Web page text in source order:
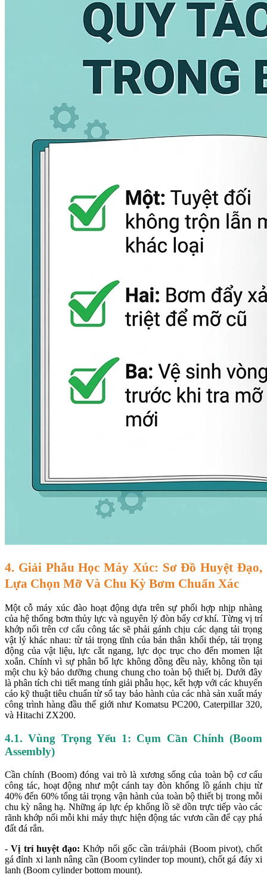
4. Giải Phẫu Học Máy Xúc: Sơ Đồ Huyệt Đạo,
Lựa Chọn Mỡ Và Chu Kỳ Bơm Chuẩn Xác
Một cỗ máy xúc đào hoạt động dựa trên sự phối hợp nhịp nhàng
của hệ thống bơm thủy lực và nguyên lý đòn bẩy cơ khí. Từng vị trí
khớp nối trên cơ cấu công tác sẽ phải gánh chịu các dạng tải trọng
vật lý khác nhau: từ tải trọng tĩnh của bản thân khối thép, tải trọng
động của vật liệu, lực cắt ngang, lực dọc trục cho đến momen lật
xoắn. Chính vì sự phân bổ lực không đồng đều này, không tồn tại
một chu kỳ bảo dưỡng chung chung cho toàn bộ thiết bị. Dưới đây
là phân tích chi tiết mang tính giải phẫu học, kết hợp với các khuyến
cáo kỹ thuật tiêu chuẩn từ sổ tay bảo hành của các nhà sản xuất máy
công trình hàng đầu thế giới như Komatsu PC200, Caterpillar 320,
và Hitachi ZX200.
4.1. Vùng Trọng Yếu 1: Cụm Cần Chính (Boom
Assembly)
Cần chính (Boom) đóng vai trò là xương sống của toàn bộ cơ cấu
công tác, hoạt động như một cánh tay đòn khổng lồ gánh chịu từ
40% đến 60% tổng tải trọng vận hành của toàn bộ thiết bị trong mỗi
chu kỳ nâng hạ. Những áp lực ép khổng lồ sẽ dồn trực tiếp vào các
rãnh khớp nối mỗi khi máy thực hiện động tác vươn cần để cạy phá
đất đá rắn.
-Vị trí huyệt đạo: Khớp nối gốc cần trái/phải (Boom pivot), chốt
gá đỉnh xi lanh nâng cần (Boom cylinder top mount), chốt gá đáy xi
lanh (Boom cylinder bottom mount).